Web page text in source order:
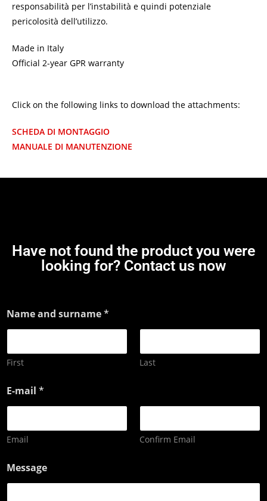
responsabilità per l’instabilità e quindi potenziale
pericolosità dell’utilizzo.
Made in Italy
Official 2-year GPR warranty
Click on the following links to download the attachments:
SCHEDA DI MONTAGGIO
MANUALE DI MANUTENZIONE
Have not found the product you were
looking for? Contact us now
Name and surname*
First Last
E-mail *
Email Confirm Email
Message